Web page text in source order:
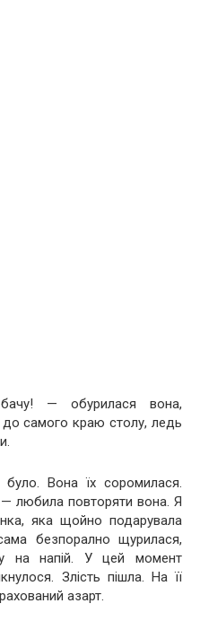
— обурилася вона,
самого краю столу, ледь
Вона їх соромилася.
любила повторяти вона. Я
яка щойно подарувала
безпорално щурилася,
на напій. У цей момент
Злість пішла. На її
азарт.